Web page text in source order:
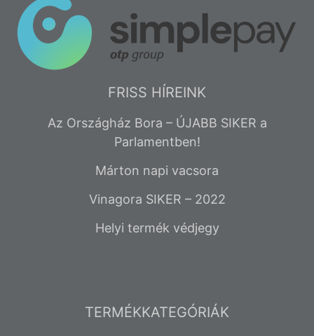
FRISS HÍREINK
Az Országház Bora – ÚJABB SIKER a
Parlamentben!
Márton napi vacsora
Vinagora SIKER – 2022
Helyi termék védjegy
TERMÉKKATEGÓRIÁK